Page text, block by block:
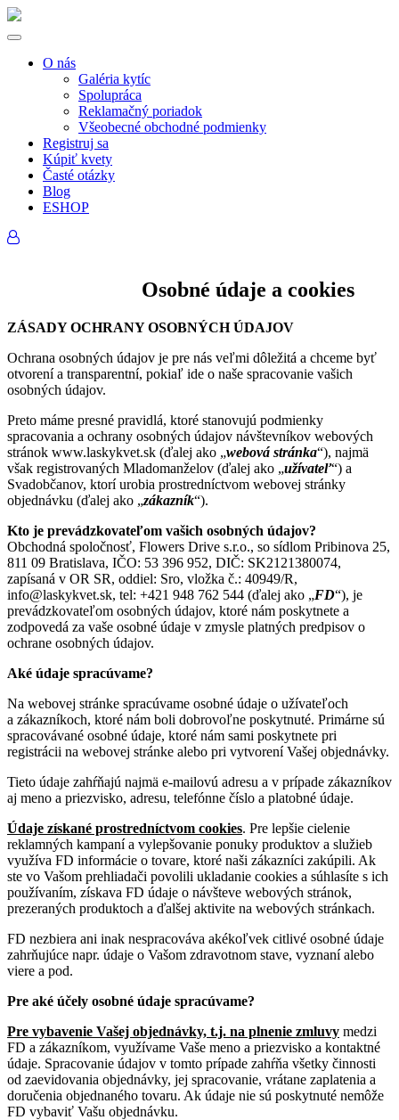
O nás
Galéria kytíc
Spolupráca
Reklamačný poriadok
Všeobecné obchodné podmienky
Registruj sa
Kúpiť kvety
Časté otázky
Blog
ESHOP
Osobné údaje a cookies
ZÁSADY OCHRANY OSOBNÝCH ÚDAJOV
Ochrana osobných údajov je pre nás veľmi dôležitá a chceme byť
otvorení a transparentní, pokiaľ ide o naše spracovanie vašich
osobných údajov.
Preto máme presné pravidlá, ktoré stanovujú podmienky
spracovania a ochrany osobných údajov návštevníkov webových
stránok www.laskykvet.sk (ďalej ako „webová stránka“), najmä
však registrovaných Mladomanželov (ďalej ako „užívateľ“) a
Svadobčanov, ktorí urobia prostredníctvom webovej stránky
objednávku (ďalej ako „zákazník“).
Kto je prevádzkovateľom vašich osobných údajov?
Obchodná spoločnosť, Flowers Drive s.r.o., so sídlom Pribinova 25,
811 09 Bratislava, IČO: 53 396 952, DIČ: SK2121380074,
zapísaná v OR SR, oddiel: Sro, vložka č.: 40949/R,
info@laskykvet.sk, tel: +421 948 762 544 (ďalej ako „FD“), je
prevádzkovateľom osobných údajov, ktoré nám poskytnete a
zodpovedá za vaše osobné údaje v zmysle platných predpisov o
ochrane osobných údajov.
Aké údaje spracúvame?
Na webovej stránke spracúvame osobné údaje o užívateľoch
a zákazníkoch, ktoré nám boli dobrovoľne poskytnuté. Primárne sú
spracovávané osobné údaje, ktoré nám sami poskytnete pri
registrácii na webovej stránke alebo pri vytvorení Vašej objednávky.
Tieto údaje zahŕňajú najmä e-mailovú adresu a v prípade zákazníkov
aj meno a priezvisko, adresu, telefónne číslo a platobné údaje.
Údaje získané prostredníctvom cookies. Pre lepšie cielenie
reklamných kampaní a vylepšovanie ponuky produktov a služieb
využíva FD informácie o tovare, ktoré naši zákazníci zakúpili. Ak
ste vo Vašom prehliadači povolili ukladanie cookies a súhlasíte s ich
používaním, získava FD údaje o návšteve webových stránok,
prezeraných produktoch a ďalšej aktivite na webových stránkach.
FD nezbiera ani inak nespracováva akékoľvek citlivé osobné údaje
zahrňujúce napr. údaje o Vašom zdravotnom stave, vyznaní alebo
viere a pod.
Pre aké účely osobné údaje spracúvame?
Pre vybavenie Vašej objednávky, t.j. na plnenie zmluvy medzi
FD a zákazníkom, využívame Vaše meno a priezvisko a kontaktné
údaje. Spracovanie údajov v tomto prípade zahŕňa všetky činnosti
od zaevidovania objednávky, jej spracovanie, vrátane zaplatenia a
doručenia objednaného tovaru. Ak údaje nie sú poskytnuté nemôže
FD vybaviť Vašu objednávku.